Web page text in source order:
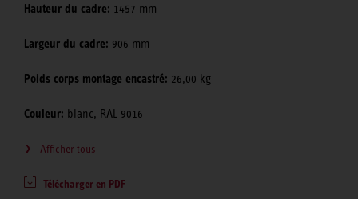
Hauteur du cadre: 1457 mm
Largeur du cadre: 906 mm
Poids corps montage encastré: 26,00 kg
Couleur: blanc, RAL 9016
Afficher tous
Télécharger en PDF